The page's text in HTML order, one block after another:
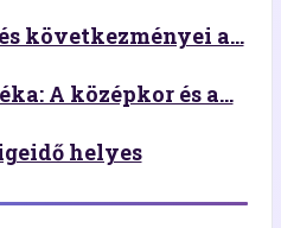
következményei a...
A középkor és a...
helyes